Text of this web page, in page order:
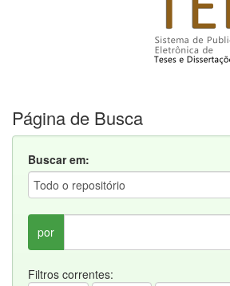
Página de Busca
Buscar em:
por
Filtros correntes: